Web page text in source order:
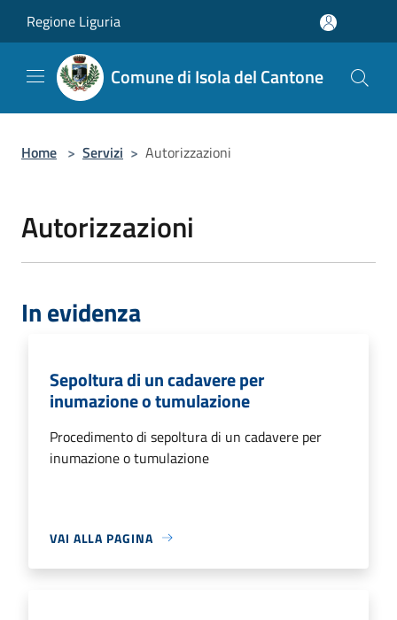
Regione Liguria
Comune di Isola del Cantone
Home > Servizi > Autorizzazioni
Autorizzazioni
In evidenza
Sepoltura di un cadavere per
inumazione o tumulazione
Procedimento di sepoltura di un cadavere per
inumazione o tumulazione
VAI ALLA PAGINA